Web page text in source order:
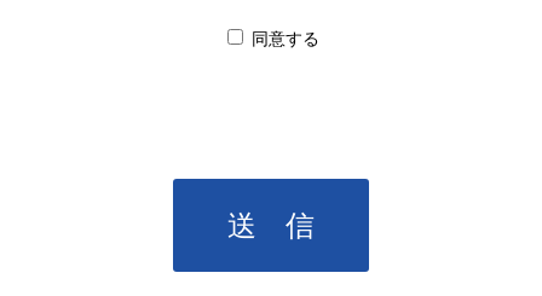
同意する